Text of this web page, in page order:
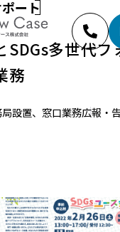
ート
SDGs多世代フ
務
設置、窓口業務広報・